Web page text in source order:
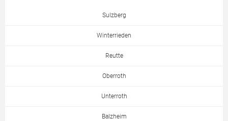
Sulzberg
Winterrieden
Reutte
Oberroth
Unterroth
Balzheim